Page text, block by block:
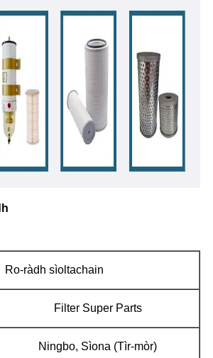
Ro-ràdh sìoltachain
Filter Super Parts
Ningbo, Sìona (Tìr-mòr)